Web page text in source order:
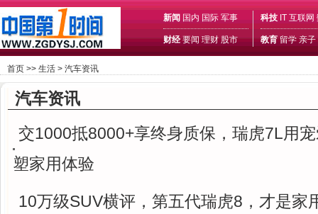
新闻 国内 国际 军事
财经 要闻 理财 股市
科技 IT 互联网
教育 留学 亲子
首页 >> 生活 > 汽车资讯
汽车资讯
交1000抵8000+享终身质保，瑞虎7L用
塑家用体验
10万级SUV横评，第五代瑞虎8，才是家